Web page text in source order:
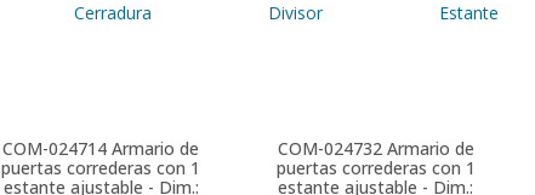
Cerradura Divisor Estante
COM-024714 Armario de
puertas correderas con 1
estante ajustable - Dim.:
COM-024732 Armario de
puertas correderas con 1
estante ajustable - Dim.: